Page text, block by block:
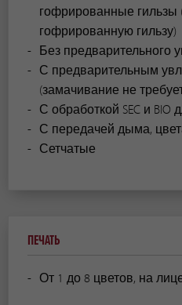
гофрированные гильзы
гофрированную гильзу)
Без предварительного
С предварительным
(замачивание не
С обработкой SEC и
С передачей дыма,
Сетчатые
ПЕЧАТЬ
От 1 до 8 цветов, на